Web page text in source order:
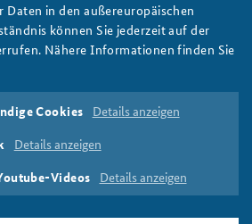
Abstimmung zwischen den Ressorts
auch außerhalb des
schreibt BAKS-Präsident
Debattenreihe #angeBAKSt.
,Bundesregierung
, Strategiefähigkeit
in den außereuropäischen
können Sie jederzeit auf der
Nähere Informationen finden Sie
Cookies Details anzeigen
Details anzeigen
Videos Details anzeigen